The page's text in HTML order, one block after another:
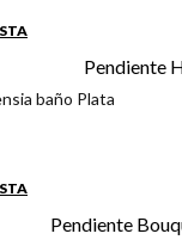
baño Plata